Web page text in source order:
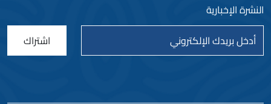
النشرة الإخبارية
اشتراك